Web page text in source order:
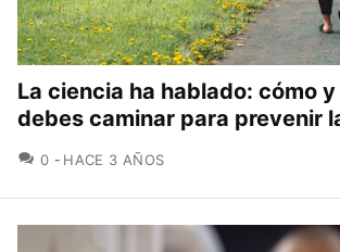
La ciencia ha hablado: cómo
debes caminar para prevenir
0 COMENTARIOS
HACE 3 AÑOS